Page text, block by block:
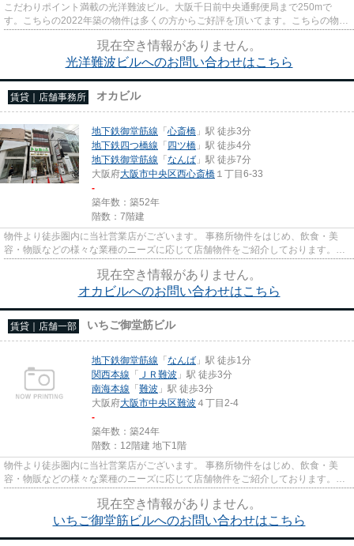
こだわりポイント満載の光洋難波ビル。大阪千日前中央通郵便局まで250mで
す。こちらの2022年築の物件は多くの方からご好評を頂いてます。こちらの物件
はエレベーター付きです。
現在空き情報がありません。
光洋難波ビルへのお問い合わせはこちら
賃貸｜店舗事務所 オカビル
地下鉄御堂筋線 「心斎橋 」駅 徒歩3分
地下鉄四つ橋線 「四ツ橋 」駅 徒歩4分
地下鉄御堂筋線 「なんば 」駅 徒歩7分
大阪府大阪市中央区西心斎橋 １丁目6-33
-
築年数：築52年
階数：7階建
物件より徒歩圏内に当社営業店がございます。 事務所物件をはじめ、飲食・美
容・物販などの様々な業種のニーズに応じて店舗物件をご紹介しております。
尚、弊社ではおとり広告は一切...
現在空き情報がありません。
オカビルへのお問い合わせはこちら
賃貸｜店舗一部 いちご御堂筋ビル
地下鉄御堂筋線 「なんば 」駅 徒歩1分
関西本線 「 ＪＲ難波 」駅 徒歩3分
南海本線 「難波 」駅 徒歩3分
大阪府大阪市中央区難波 ４丁目2-4
-
築年数：築24年
階数：12階建 地下1階
物件より徒歩圏内に当社営業店がございます。 事務所物件をはじめ、飲食・美
容・物販などの様々な業種のニーズに応じて店舗物件をご紹介しております。
尚、弊社ではおとり広告は一切...
現在空き情報がありません。
いちご御堂筋ビルへのお問い合わせはこちら